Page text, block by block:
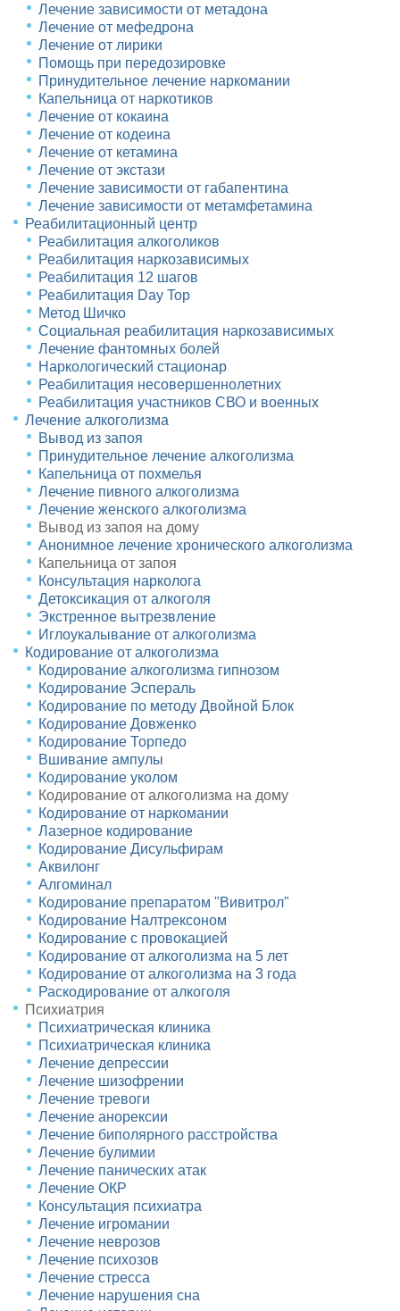
Лечение зависимости от метадона
Лечение от мефедрона
Лечение от лирики
Помощь при передозировке
Принудительное лечение наркомании
Капельница от наркотиков
Лечение от кокаина
Лечение от кодеина
Лечение от кетамина
Лечение от экстази
Лечение зависимости от габапентина
Лечение зависимости от метамфетамина
Реабилитационный центр
Реабилитация алкоголиков
Реабилитация наркозависимых
Реабилитация 12 шагов
Реабилитация Day Top
Метод Шичко
Социальная реабилитация наркозависимых
Лечение фантомных болей
Наркологический стационар
Реабилитация несовершеннолетних
Реабилитация участников СВО и военных
Лечение алкоголизма
Вывод из запоя
Принудительное лечение алкоголизма
Капельница от похмелья
Лечение пивного алкоголизма
Лечение женского алкоголизма
Вывод из запоя на дому
Анонимное лечение хронического алкоголизма
Капельница от запоя
Консультация нарколога
Детоксикация от алкоголя
Экстренное вытрезвление
Иглоукалывание от алкоголизма
Кодирование от алкоголизма
Кодирование алкоголизма гипнозом
Кодирование Эспераль
Кодирование по методу Двойной Блок
Кодирование Довженко
Кодирование Торпедо
Вшивание ампулы
Кодирование уколом
Кодирование от алкоголизма на дому
Кодирование от наркомании
Лазерное кодирование
Кодирование Дисульфирам
Аквилонг
Алгоминал
Кодирование препаратом "Вивитрол"
Кодирование Налтрексоном
Кодирование с провокацией
Кодирование от алкоголизма на 5 лет
Кодирование от алкоголизма на 3 года
Раскодирование от алкоголя
Психиатрия
Психиатрическая клиника
Психиатрическая клиника
Лечение депрессии
Лечение шизофрении
Лечение тревоги
Лечение анорексии
Лечение биполярного расстройства
Лечение булимии
Лечение панических атак
Лечение ОКР
Консультация психиатра
Лечение игромании
Лечение неврозов
Лечение психозов
Лечение стресса
Лечение нарушения сна
Оставьте заявку!
И мы перезвоним в течение одной минуты
Оставьте заявку!
И мы перезвоним в течение одной минуты
Вызвать врача
Оставьте заявку и мы перезвоним в течние одной
Получите бесплатную
консультацию
Оставьте заявку для связи со специалистом
Приедем на дом за 30 минут
Выезжаем круглосуточно
Гарантируем анонимность
Оставить отзыв
Задайте ваш вопрос
Найдем все, что вам нужно
Чаще всего ищут:
Вывод из запоя
Вызвать нарколога
И мы перезвоним в течение одной минуты
Выберите свой город